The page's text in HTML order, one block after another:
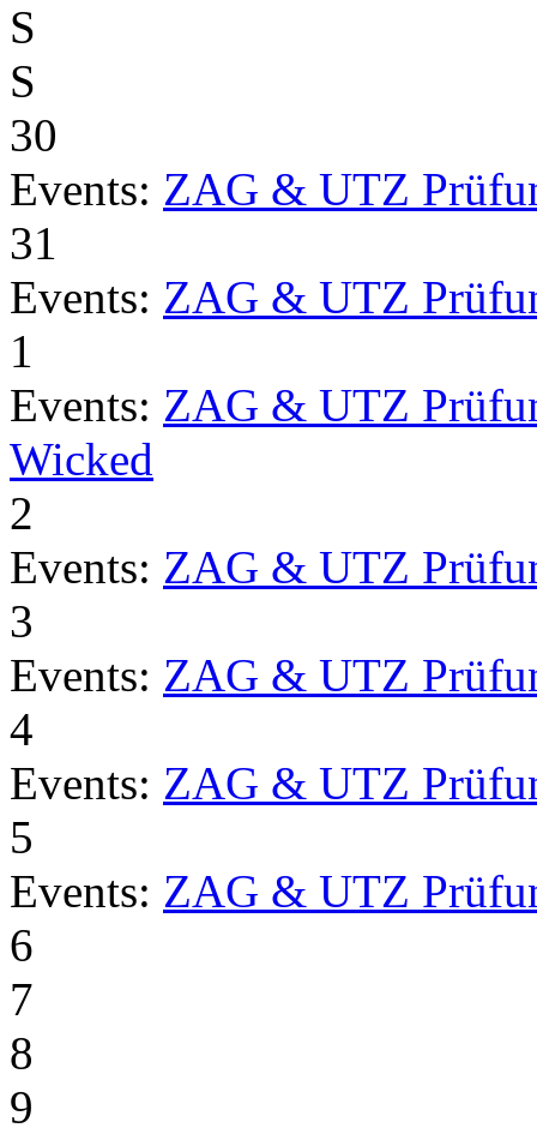
S
S
30
Events: ZAG & UTZ
31
Events: ZAG & UTZ
1
Events: ZAG & UTZ
Wicked
2
Events: ZAG & UTZ
3
Events: ZAG & UTZ
4
Events: ZAG & UTZ
5
Events: ZAG & UTZ
6
7
8
9